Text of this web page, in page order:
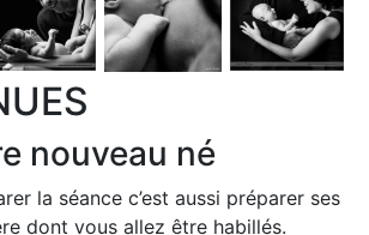
nouveau né
la séance c’est aussi préparer ses
dont vous allez être habillés.